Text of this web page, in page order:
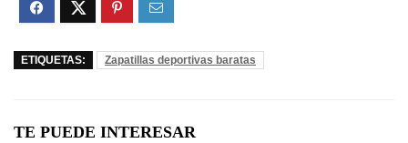
ETIQUETAS: Zapatillas deportivas baratas
TE PUEDE INTERESAR